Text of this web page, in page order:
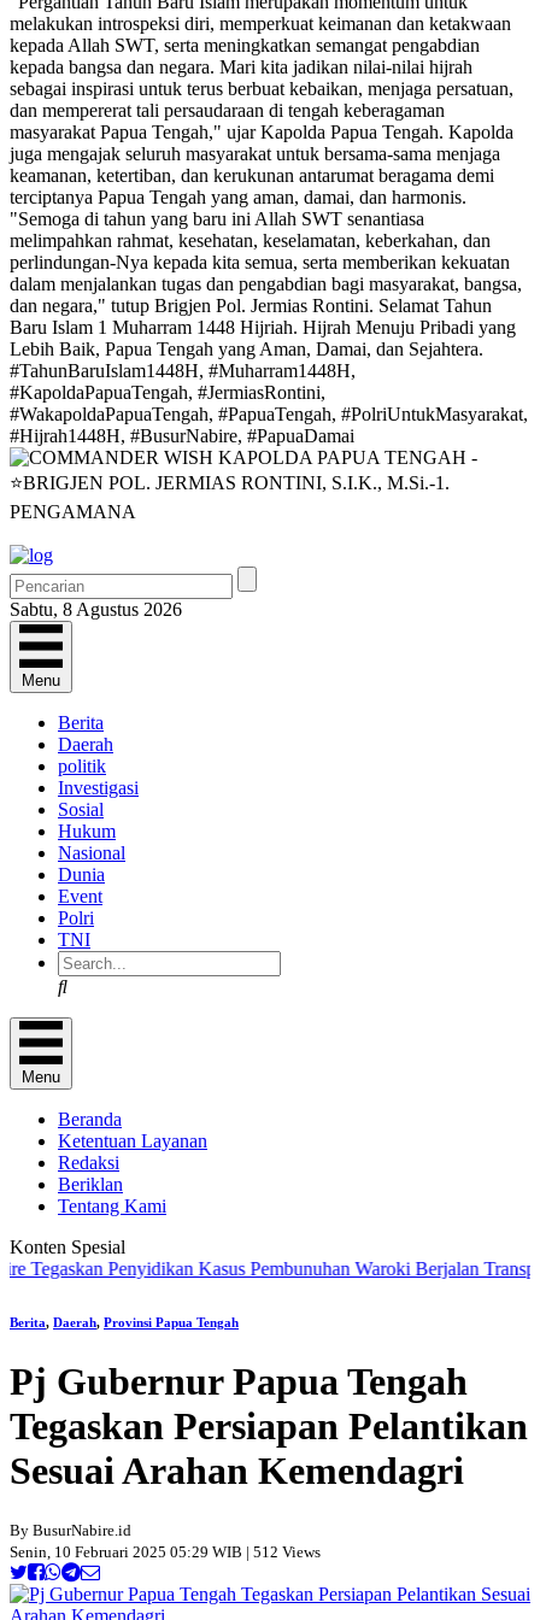
Sabtu, 8 Agustus 2026
Menu
Berita
Daerah
politik
Investigasi
Sosial
Hukum
Nasional
Dunia
Event
Polri
TNI
Search
Menu
Beranda
Ketentuan Layanan
Redaksi
Beriklan
Tentang Kami
Konten Spesial
Penyidikan Kasus Pembunuhan Waroki Berjalan Transparan
Berita, Daerah, Provinsi Papua Tengah
Pj Gubernur Papua Tengah
Tegaskan Persiapan Pelantikan
Sesuai Arahan Kemendagri
By BusurNabire.id
Senin, 10 Februari 2025 05:29 WIB | 512 Views